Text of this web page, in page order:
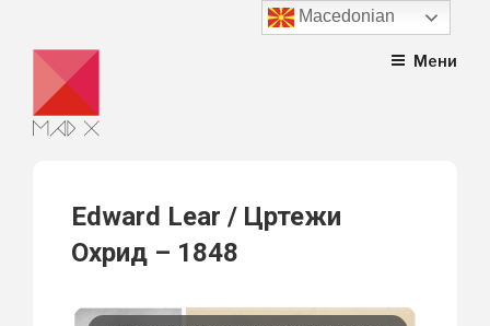
content
Мени
Edward Lear / Цртежи
Охрид – 1848
Macedonian